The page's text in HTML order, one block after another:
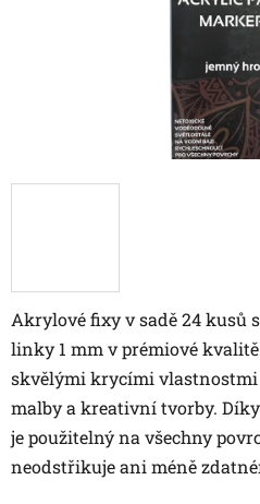
Akrylové fixy v sadě 24 kusů
linky 1 mm v prémiové
skvělými krycími vlastnostmi
malby a kreativní tvorby.
je použitelný na všechny
neodstřikuje ani méně